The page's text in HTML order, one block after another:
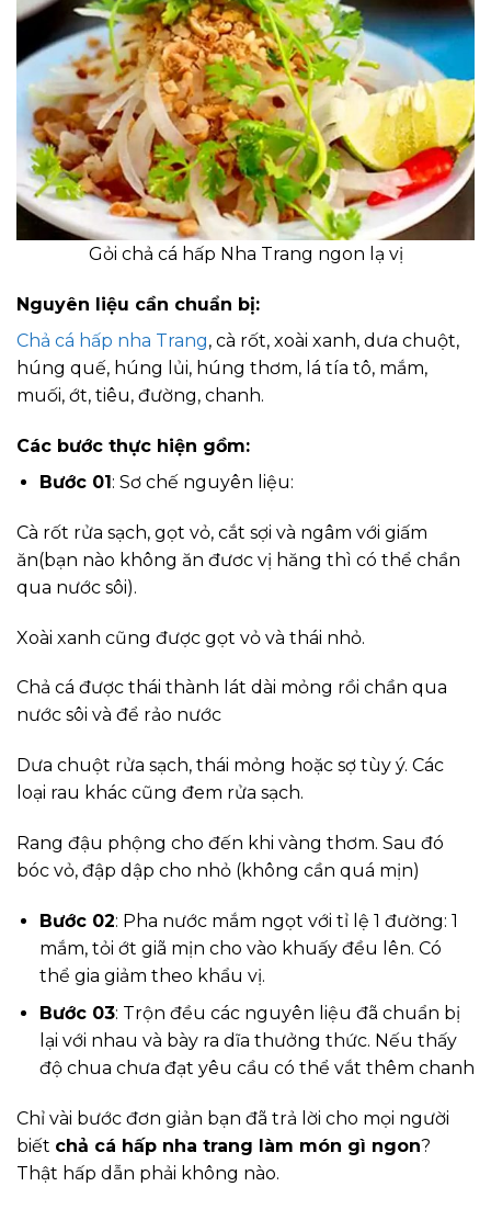
Gỏi chả cá hấp Nha Trang ngon lạ vị
Nguyên liệu cần chuẩn bị:
Chả cá hấp nha Trang, cà rốt, xoài xanh, dưa chuột,
húng quế, húng lủi, húng thơm, lá tía tô, mắm,
muối, ớt, tiêu, đường, chanh.
Các bước thực hiện gồm:
Bước 01: Sơ chế nguyên liệu:
Cà rốt rửa sạch, gọt vỏ, cắt sợi và ngâm với giấm
ăn(bạn nào không ăn đươc vị hăng thì có thể chần
qua nước sôi).
Xoài xanh cũng được gọt vỏ và thái nhỏ.
Chả cá được thái thành lát dài mỏng rồi chần qua
nước sôi và để rảo nước
Dưa chuột rửa sạch, thái mỏng hoặc sợ tùy ý. Các
loại rau khác cũng đem rửa sạch.
Rang đậu phộng cho đến khi vàng thơm. Sau đó
bóc vỏ, đập dập cho nhỏ (không cần quá mịn)
Bước 02: Pha nước mắm ngọt với tỉ lệ 1 đường: 1
mắm, tỏi ớt giã mịn cho vào khuấy đều lên. Có
thể gia giảm theo khẩu vị.
Bước 03: Trộn đều các nguyên liệu đã chuẩn bị
lại với nhau và bày ra dĩa thưởng thức. Nếu thấy
độ chua chưa đạt yêu cầu có thể vắt thêm chanh
Chỉ vài bước đơn giản bạn đã trả lời cho mọi người
biết chả cá hấp nha trang làm món gì ngon?
Thật hấp dẫn phải không nào.